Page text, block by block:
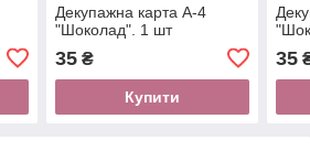
Декупажна карта А-4
"Шоколад". 1 шт
35₴
Купити
35